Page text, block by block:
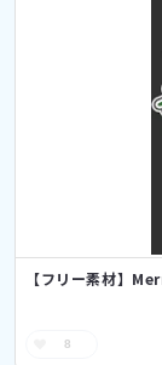
【フリー素材】
8